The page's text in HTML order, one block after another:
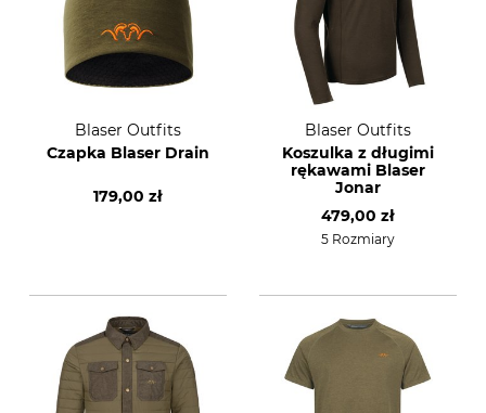
Blaser Outfits
Czapka Blaser Drain
179,00 zł
Blaser Outfits
Koszulka z długimi
rękawami Blaser
Jonar
479,00 zł
5 Rozmiary